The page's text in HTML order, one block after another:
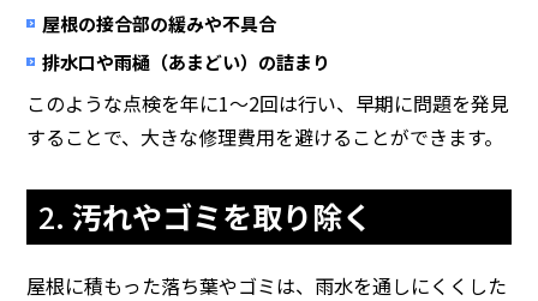
屋根の接合部の緩みや不具合
排水口や雨樋（あまどい）の詰まり
このような点検を年に1～2回は行い、早期に問題を発見
することで、大きな修理費用を避けることができます。
2.汚れやゴミを取り除く
屋根に積もった落ち葉やゴミは、雨水を通しにくくした